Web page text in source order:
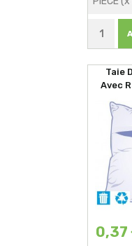
Taie
Avec
0,37